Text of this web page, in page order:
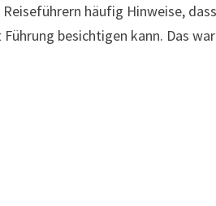
häufig Hinweise,
besichtigen kann. Das